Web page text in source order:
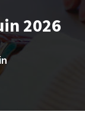
2026